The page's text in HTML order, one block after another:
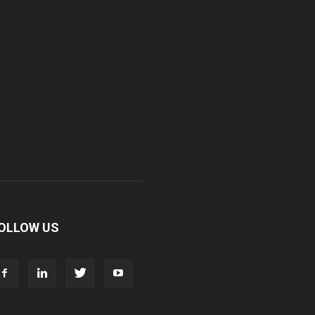
Nutraceuticals Pvt. Ltd.
Divine Savior Pvt Ltd
US